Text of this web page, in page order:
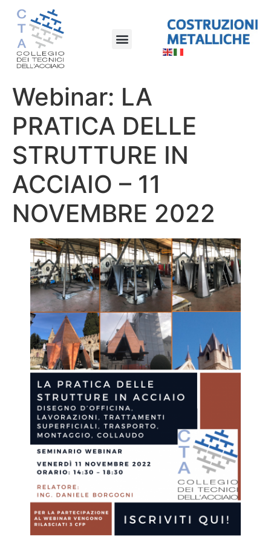
Webinar: LA
PRATICA DELLE
STRUTTURE IN
ACCIAIO – 11
NOVEMBRE 2022